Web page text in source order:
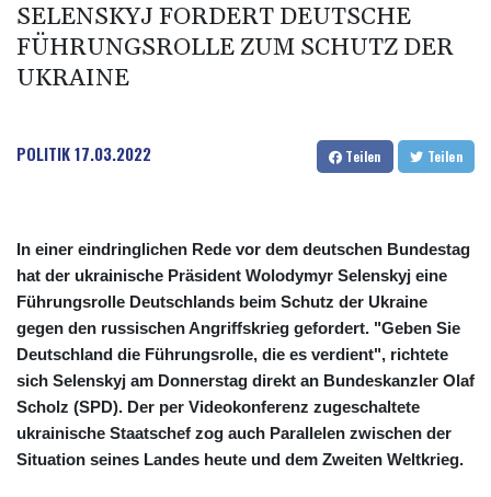
Ungarns Regierungspartei nominiert Ex-Gerichtspräsidenten
Baka als Staatschef
Schwimm-EM: Halbisch winkt und springt zu Bronze
SELENSKYJ FORDERT DEUTSCHE
FÜHRUNGSROLLE ZUM SCHUTZ DER
UKRAINE
POLITIK17.03.2022 Teilen Teilen
In einer eindringlichen Rede vor dem deutschen Bundestag
hat der ukrainische Präsident Wolodymyr Selenskyj eine
Führungsrolle Deutschlands beim Schutz der Ukraine
gegen den russischen Angriffskrieg gefordert. "Geben Sie
Deutschland die Führungsrolle, die es verdient", richtete
sich Selenskyj am Donnerstag direkt an Bundeskanzler Olaf
Scholz (SPD). Der per Videokonferenz zugeschaltete
ukrainische Staatschef zog auch Parallelen zwischen der
Situation seines Landes heute und dem Zweiten Weltkrieg.